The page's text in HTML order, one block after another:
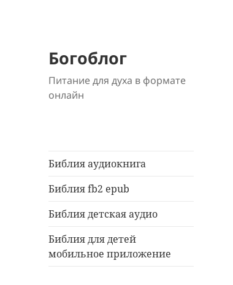
Богоблог
Питание для духа в формате
онлайн
Библия аудиокнига
Библия fb2 epub
Библия детская аудио
Библия для детей
мобильное приложение